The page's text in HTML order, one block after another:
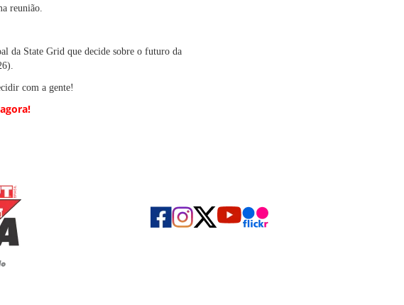
reunião.
da State Grid que decide sobre o futuro da
com a gente!